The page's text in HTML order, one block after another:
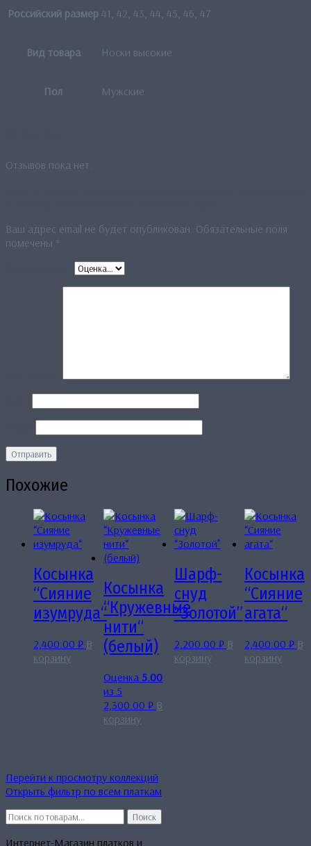
Российский размер 41, 42, 43, 44, 45, 46, 47
Вид товара Носки высокие
Пол Мужские
Отзывов пока нет.
Ваш адрес email не будет опубликован. Обязательные поля
помечены *
Похожие
Косынка
“Сияние
изумруда“
2,400.00 ₽ В
корзину
Косынка
“Кружевные
нити“
(белый)
Оценка 5.00
из 5
2,300.00₽ В
корзину
Шарф-
снуд
“Золотой”
2,200.00 ₽ В
корзину
Косынка
“Сияние
агата“
2,400.00 ₽ В
корзину
Перейти к просмотру коллекций
Открыть фильтр по всем платкам
Искать:
Поиск
Интернет-Магазин платков и